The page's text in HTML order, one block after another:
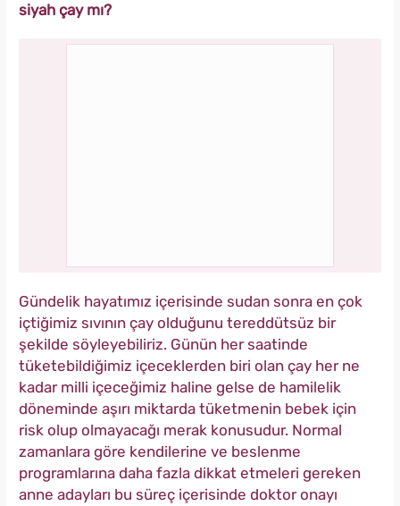
siyah çay mı?
Gündelik hayatımız içerisinde sudan sonra en çok
içtiğimiz sıvının çay olduğunu tereddütsüz bir
şekilde söyleyebiliriz. Günün her saatinde
tüketebildiğimiz içeceklerden biri olan çay her ne
kadar milli içeceğimiz haline gelse de hamilelik
döneminde aşırı miktarda tüketmenin bebek için
risk olup olmayacağı merak konusudur. Normal
zamanlara göre kendilerine ve beslenme
programlarına daha fazla dikkat etmeleri gereken
anne adayları bu süreç içerisinde doktor onayı